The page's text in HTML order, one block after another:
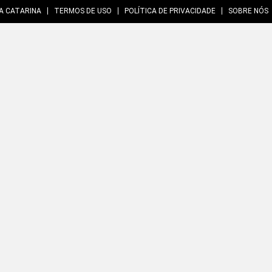
CATARINA TERMOS DE USO POLÍTICA DE PRIVACIDADE SOBRE NÓS